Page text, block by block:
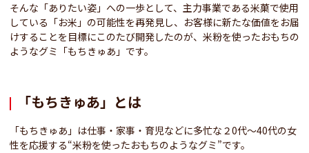
そんな「ありたい姿」への一歩として、主力事業である米菓で使用
している「お米」の可能性を再発見し、お客様に新たな価値をお届
けすることを目標にこのたび開発したのが、米粉を使ったおもちの
ようなグミ「もちきゅあ」です。
「もちきゅあ」とは
「もちきゅあ」は仕事・家事・育児などに多忙な２0代～40代の女
性を応援する“米粉を使ったおもちのようなグミ”です。